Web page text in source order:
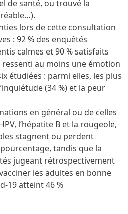
de santé, ou trouvé la
lors de cette consultation
: 92 % des enquêtés
calmes et 90 % satisfaits
au moins une émotion
étudiées : parmi elles, les plus
(34 %) et la peur
en général ou de celles
l’hépatite B et la rougeole,
stagnent ou perdent
tandis que la
jugeant rétrospectivement
les adultes en bonne
19 atteint 46 %